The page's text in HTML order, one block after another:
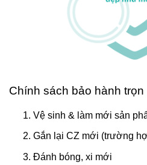
Chính sách bảo hành
Vệ sinh & làm mới sản
Gắn lại CZ mới (trường
Đánh bóng, xi mới